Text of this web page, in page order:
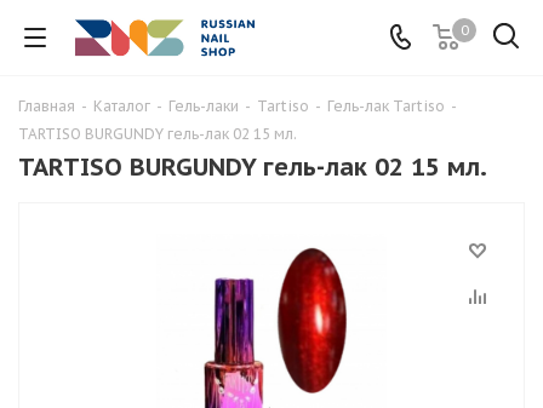
0
Главная - Каталог - Гель-лаки - Tartiso - Гель-лак Tartiso -
TARTISO BURGUNDY гель-лак 02 15 мл.
TARTISO BURGUNDY гель-лак 02 15 мл.